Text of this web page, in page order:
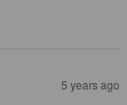
5 years ago